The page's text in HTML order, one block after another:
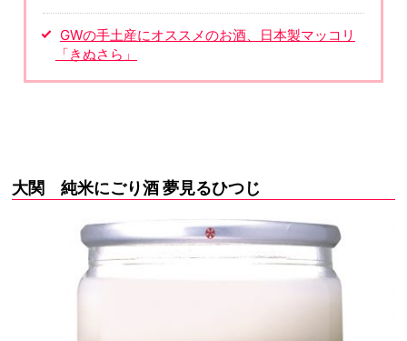
GWの手土産にオススメのお酒、日本製マッコリ
「きぬさら」
大関 純米にごり酒 夢見るひつじ